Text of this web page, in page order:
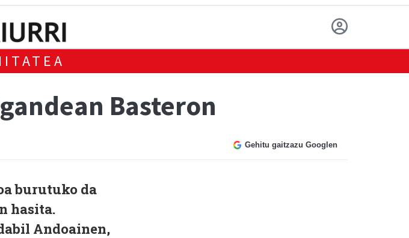
Basteron
Gehitu gaitzazu Googlen
burutuko da
hasita.
Andoainen,